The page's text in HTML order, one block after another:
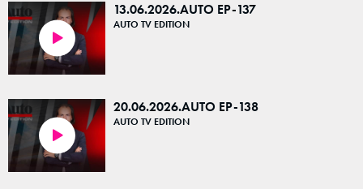
13.06.2026.AUTO EP-137
AUTO TV EDITION
20.06.2026.AUTO EP-138
AUTO TV EDITION